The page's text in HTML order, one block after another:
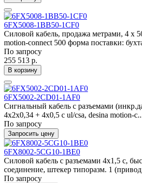
6FX5008-1BB50-1CF0
Силовой кабель, продажа метрами, 4 x
motion-connect 500 форма поставки:
По запросу
255 513 р.
В корзину
6FX5002-2CD01-1AF0
Сигнальный кабель с разъемами
4x2x0,34 + 4x0,5 c ul/csa, desina motion-
По запросу
Запросить цену
6FX8002-5CG10-1BE0
Силовой кабель с разъемами 4x1,5 c,
соединение, штекер типоразм. 1
По запросу